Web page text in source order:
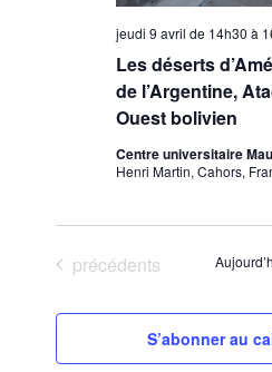
Les déserts
de l’Argentine,
Ouest bolivien
jeudi 9 avril de 14h30 à
Centre universitaire
Henri Martin, Cahors,
Évènements
précédents
S’abonner au